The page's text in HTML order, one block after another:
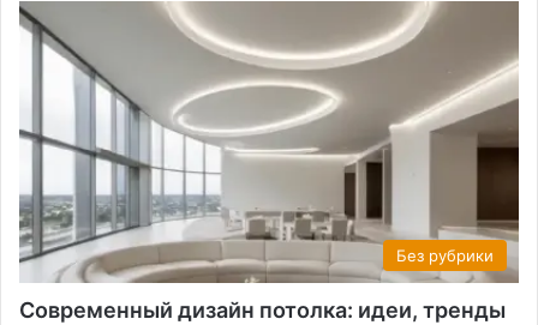
Без рубрики
Современный дизайн потолка: идеи, тренды